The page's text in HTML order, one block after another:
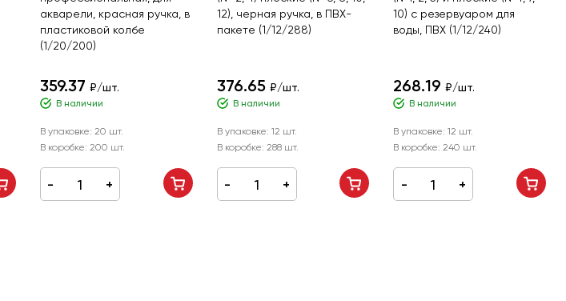
акварели, красная ручка, в
пластиковой колбе
(1/20/200)
359.37 ₽/шт.
В наличии
В упаковке: 20 шт.
В коробке: 200 шт.
12), черная ручка, в ПВХ-
пакете (1/12/288)
376.65 ₽/шт.
В наличии
В упаковке: 12 шт.
В коробке: 288 шт.
10) с резервуаром для
воды, ПВХ (1/12/240)
268.19₽/шт.
В наличии
В упаковке:12 шт.
В коробке:240 шт.